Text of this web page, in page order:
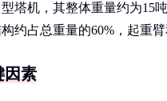
塔机，其整体重量约为15
约占总重量的60%，起重臂
因素